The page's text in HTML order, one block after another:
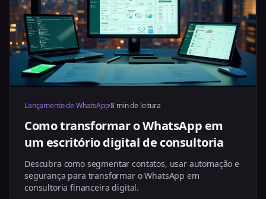
Lançamento de WhatsApp·8 min de leitura
Como transformar o WhatsApp em
um escritório digital de consultoria
Descubra como segmentar contatos, usar automação e
segurança para transformar o WhatsApp em
consultoria financeira digital.